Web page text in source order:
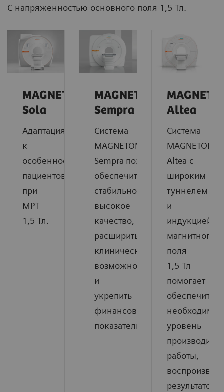
С напряженностью основного поля 1,5 Тл.
MAGNETOM
Sola
Адаптация
к
особенностям
пациентов
при
МРТ
1,5 Тл.
MAGNETOM
Sempra
Система
MAGNETOM
Sempra позволяет
обеспечить
стабильно
высокое
качество,
расширить
клинические
возможности
и
укрепить
финансовые
показатели.
Altea
Система
MAGNETOM
Altea с
широким
туннелем
и
индукцией
магнитного
поля
1,5 Тл
помогает
обеспечить
уровень
работы,
результатов